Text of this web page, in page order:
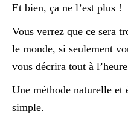
Et bien, ça ne l’est plus !
Vous verrez que ce sera
le monde, si seulement
vous décrira tout à
Une méthode naturelle et
simple.